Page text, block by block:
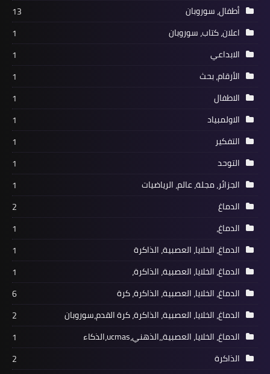
أطفال، سوروبان
13
اعلان، كتاب، سوروبان
1
الابداعي
1
الأرقام، بحث
1
الاطفال
1
الاولمبياد
1
التفكير
1
التوحد
1
الجزائر، مجلة، عالم، الرياضيات
1
الدماغ
2
الدماغ،
1
الدماغ، الخلايا، العصبية، الذاكرة
1
الدماغ، الخلايا، العصبية، الذاكرة،
1
الدماغ، الخلايا، العصبية، الذاكرة، كرة
6
الدماغ، الخلايا، العصبية، الذاكرة، كرة القدم،سوروبان
2
الدماغ، الخلايا، العصبية،،الذهني،ucmas،الذكاء
1
الذاكرة
2